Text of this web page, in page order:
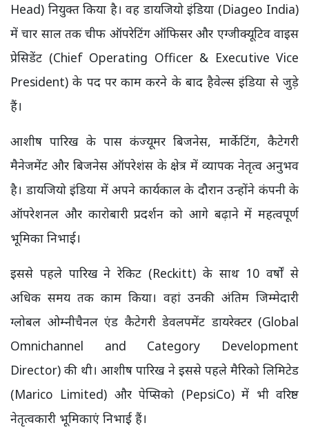
Head) नियुक्त किया है। वह डायजियो इंडिया (Diageo India)
में चार साल तक चीफ ऑपरेटिंग ऑफिसर और एग्जीक्यूटिव वाइस
प्रेसिडेंट (Chief Operating Officer & Executive Vice
President) के पद पर काम करने के बाद हैवेल्स इंडिया से जुड़े
हैं।
आशीष पारिख के पास कंज्यूमर बिजनेस, मार्केटिंग, कैटेगरी
मैनेजमेंट और बिजनेस ऑपरेशंस के क्षेत्र में व्यापक नेतृत्व अनुभव
है। डायजियो इंडिया में अपने कार्यकाल के दौरान उन्होंने कंपनी के
ऑपरेशनल और कारोबारी प्रदर्शन को आगे बढ़ाने में महत्वपूर्ण
भूमिका निभाई।
इससे पहले पारिख ने रेकिट (Reckitt) के साथ 10 वर्षों से
अधिक समय तक काम किया। वहां उनकी अंतिम जिम्मेदारी
ग्लोबल ओम्नीचैनल एंड कैटेगरी डेवलपमेंट डायरेक्टर (Global
Omnichannel and Category Development
Director) की थी। आशीष पारिख ने इससे पहले मैरिको लिमिटेड
(Marico Limited) और पेप्सिको (PepsiCo) में भी वरिष्ठ
नेतृत्वकारी भूमिकाएं निभाई हैं।